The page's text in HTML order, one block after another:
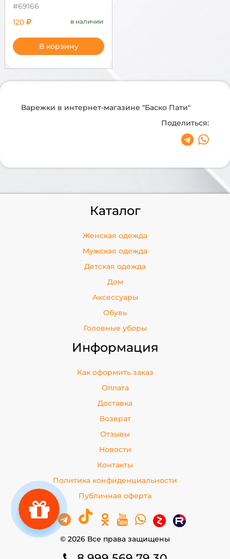
#69166
120 в наличии
В корзину
Варежки в интернет-магазине "Баско Пати"
Поделиться:
Каталог
Женская одежда
Мужская одежда
Детская одежда
Дом
Аксессуары
Обувь
Головные уборы
Информация
Как оформить заказ
Оплата
Доставка
Возврат
Отзывы
Новости
Контакты
Политика конфиденциальности
Публичная оферта
© 2026 Все права защищены